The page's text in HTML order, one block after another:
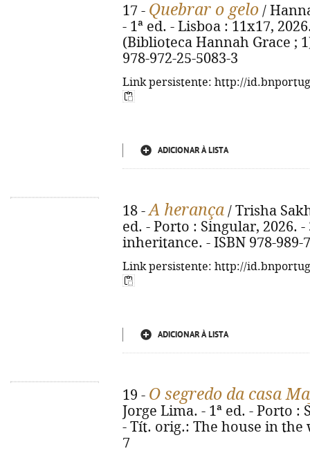
17 - Quebrar o gelo /
- 1ª ed. - Lisboa : 11x17,
(Biblioteca Hannah Grace ;
978-972-25-5083-3
Link persistente: http://
ADICIONAR À LISTA
18 -A herança / Trisha
ed. - Porto : Singular, 2026.
inheritance. - ISBN 978-989-
Link persistente: http://
ADICIONAR À LISTA
19 - O segredo da casa
Jorge Lima. - 1ª ed. - Porto :
- Tít. orig.: The house in the
7